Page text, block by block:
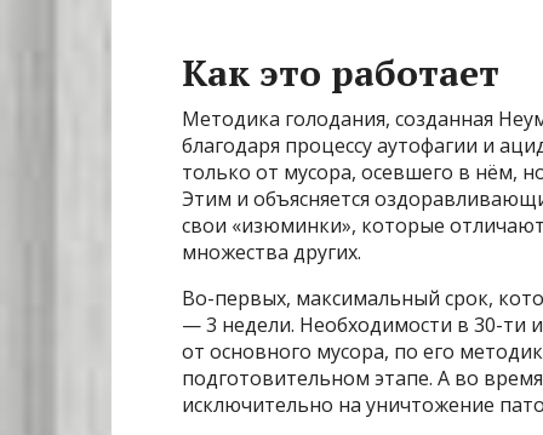
Как это работает
Методика голодания, созданная
благодаря процессу аутофагии и
только от мусора, осевшего в нём,
Этим и объясняется
свои «изюминки», которые
множества других.
Во-первых, максимальный срок,
— 3 недели. Необходимости в 30-ти
от основного мусора, по его
подготовительном этапе. А во
исключительно на уничтожение